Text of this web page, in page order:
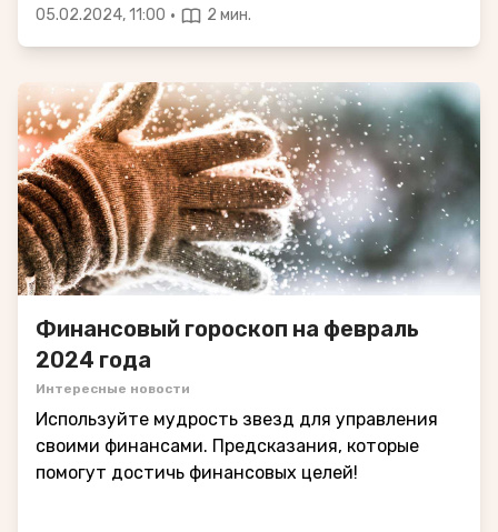
05.02.2024, 11:00 · 2 мин.
Финансовый гороскоп на февраль
2024 года
Интересные новости
Используйте мудрость звезд для управления
своими финансами. Предсказания, которые
помогут достичь финансовых целей!